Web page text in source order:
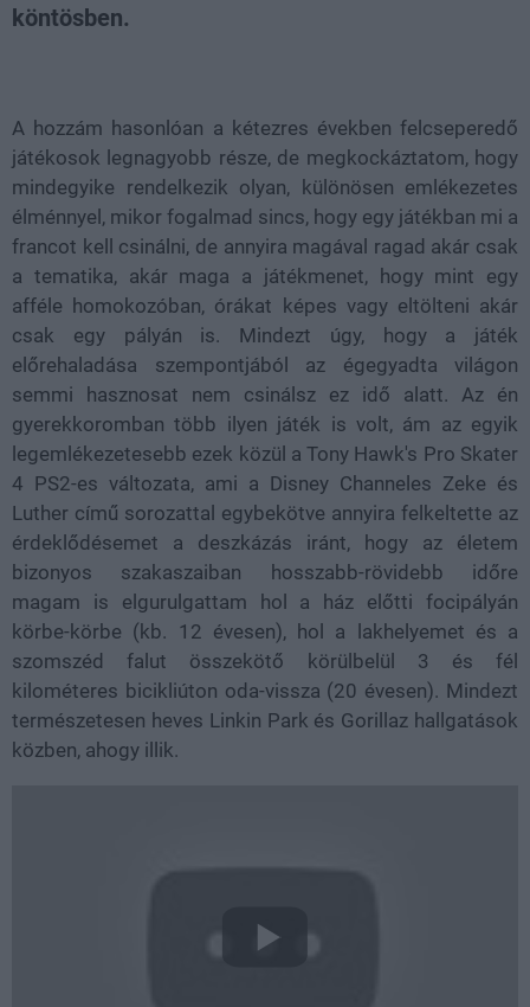
köntösben.
A hozzám hasonlóan a kétezres években felcseperedő
játékosok legnagyobb része, de megkockáztatom, hogy
mindegyike rendelkezik olyan, különösen emlékezetes
élménnyel, mikor fogalmad sincs, hogy egy játékban mi a
francot kell csinálni, de annyira magával ragad akár csak
a tematika, akár maga a játékmenet, hogy mint egy
afféle homokozóban, órákat képes vagy eltölteni akár
csak egy pályán is. Mindezt úgy, hogy a játék
előrehaladása szempontjából az égegyadta világon
semmi hasznosat nem csinálsz ez idő alatt. Az én
gyerekkoromban több ilyen játék is volt, ám az egyik
legemlékezetesebb ezek közül a Tony Hawk's Pro Skater
4 PS2-es változata, ami a Disney Channeles Zeke és
Luther című sorozattal egybekötve annyira felkeltette az
érdeklődésemet a deszkázás iránt, hogy az életem
bizonyos szakaszaiban hosszabb-rövidebb időre
magam is elgurulgattam hol a ház előtti focipályán
körbe-körbe (kb. 12 évesen), hol a lakhelyemet és a
szomszéd falut összekötő körülbelül 3 és fél
kilométeres bicikliúton oda-vissza (20 évesen). Mindezt
természetesen heves Linkin Park és Gorillaz hallgatások
közben, ahogy illik.